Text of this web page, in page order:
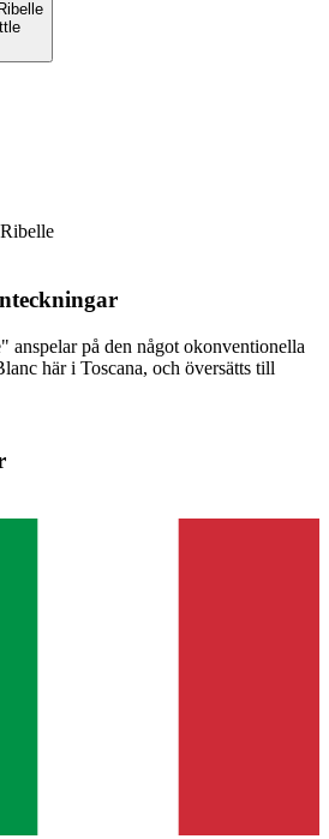
anspelar på den något okonventionella
här i Toscana, och översätts till